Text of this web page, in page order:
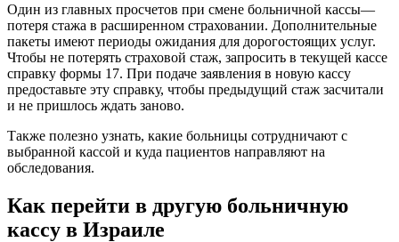
Один из главных просчетов при смене больничной кассы—
потеря стажа в расширенном страховании. Дополнительные
пакеты имеют периоды ожидания для дорогостоящих услуг.
Чтобы не потерять страховой стаж, запросить в текущей кассе
справку формы 17. При подаче заявления в новую кассу
предоставьте эту справку, чтобы предыдущий стаж засчитали
и не пришлось ждать заново.
Также полезно узнать, какие больницы сотрудничают с
выбранной кассой и куда пациентов направляют на
обследования.
Как перейти в другую больничную
кассу в Израиле